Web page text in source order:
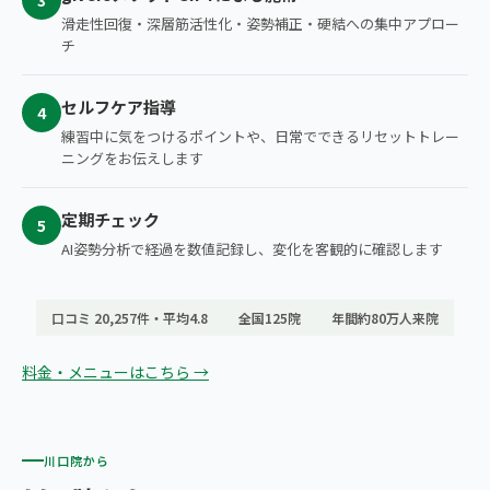
滑走性回復・深層筋活性化・姿勢補正・硬結への集中アプロー
チ
4 セルフケア指導
練習中に気をつけるポイントや、日常でできるリセットトレー
ニングをお伝えします
5 定期チェック
AI姿勢分析で経過を数値記録し、変化を客観的に確認します
口コミ 20,257件・平均4.8 全国125院 年間約80万人来院
料金・メニューはこちら →
川口院から